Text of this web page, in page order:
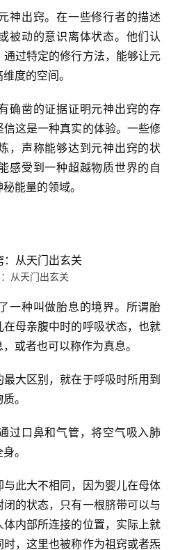
神出窍。在一些修行者的描述
被动的意识离体状态。他们认
过特定的修行方法，能够让元
度的空间。
确凿的证据证明元神出窍的存
这是一种真实的体验。一些修
，声称能够达到元神出窍的状
感受到一种超越物质世界的自
能量的领域。
从天门出玄关
一种叫做胎息的境界。所谓胎
母亲腹中时的呼吸状态，也就
或者也可以称作为真息。
大区别，就在于呼吸时所用到
。
过口鼻和气管，将空气吸入肺
。
此大不相同，因为婴儿在母体
的状态，只有一根脐带可以与
内部所连接的位置，实际上就
，这里也被称作为祖窍或者炁